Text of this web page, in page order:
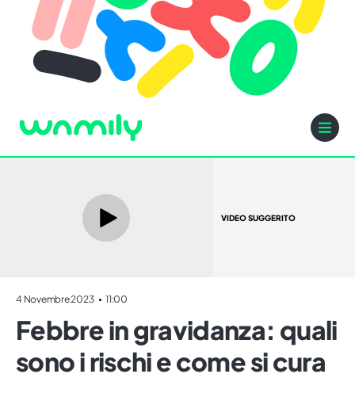
VIDEO SUGGERITO
4 Novembre 2023 11:00
Febbre in gravidanza: quali
sono i rischi e come si cura